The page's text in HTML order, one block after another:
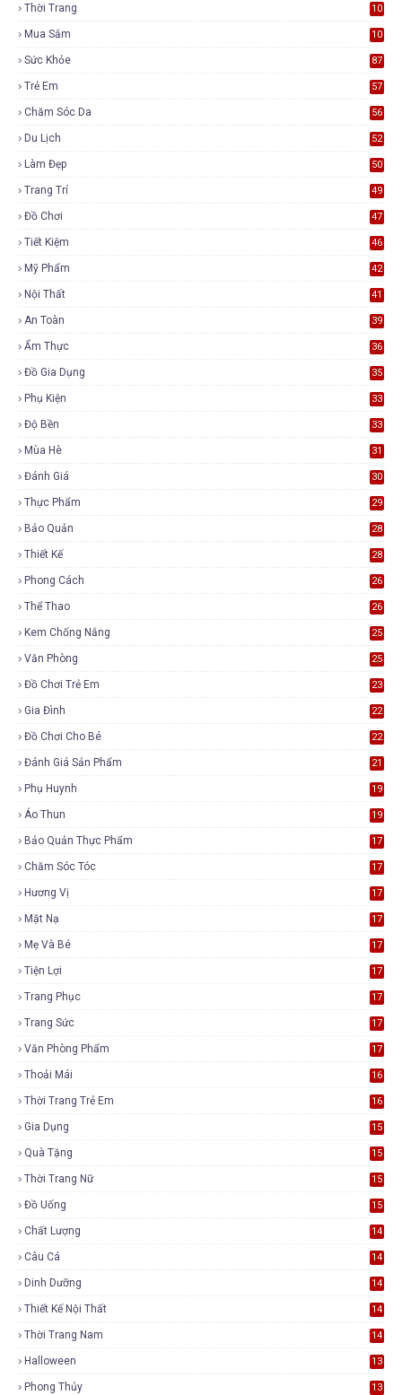
Thời Trang
10
Mua Sắm
10
Sức Khỏe 87
Trẻ Em 57
Chăm Sóc Da 56
Du Lịch 52
Làm Đẹp 50
Trang Trí 49
Đồ Chơi 47
Tiết Kiệm 46
Mỹ Phẩm 42
Nội Thất 41
An Toàn 39
Ẩm Thực 36
Đồ Gia Dụng 35
Phụ Kiện 33
Độ Bền 33
Mùa Hè 31
Đánh Giá 30
Thực Phẩm 29
Bảo Quản 28
Thiết Kế 28
Phong Cách 26
Thể Thao 26
Kem Chống Nắng 25
Văn Phòng 25
Đồ Chơi Trẻ Em 23
Gia Đình 22
Đồ Chơi Cho Bé 22
Đánh Giá Sản Phẩm 21
Phụ Huynh 19
Áo Thun 19
Bảo Quản Thực Phẩm 17
Chăm Sóc Tóc 17
Hương Vị 17
Mặt Nạ 17
Mẹ Và Bé 17
Tiện Lợi 17
Trang Phục 17
Trang Sức 17
Văn Phòng Phẩm 17
Thoải Mái 16
Thời Trang Trẻ Em 16
Gia Dụng 15
Quà Tặng 15
Thời Trang Nữ 15
Đồ Uống 15
Chất Lượng 14
Câu Cá 14
Dinh Dưỡng 14
Thiết Kế Nội Thất 14
Thời Trang Nam 14
Halloween 13
Phong Thủy 13